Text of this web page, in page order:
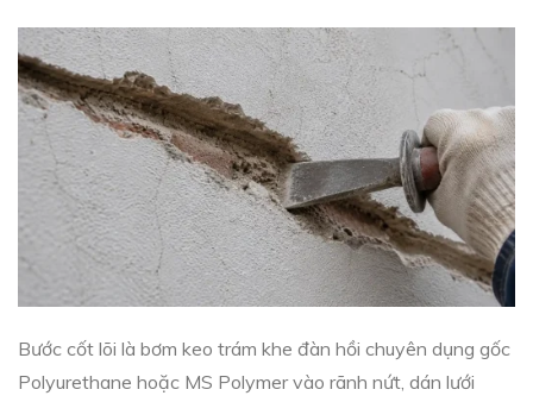
Bước cốt lõi là bơm keo trám khe đàn hồi chuyên dụng gốc
Polyurethane hoặc MS Polymer vào rãnh nứt, dán lưới